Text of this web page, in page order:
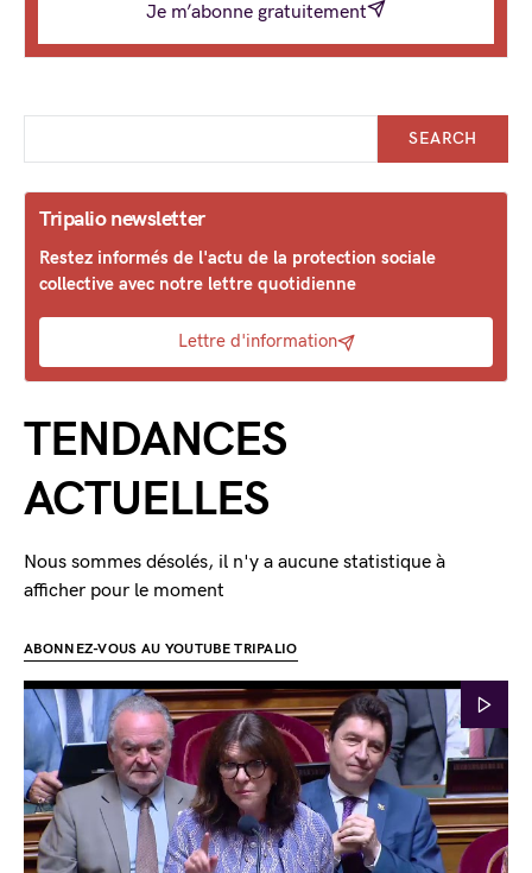
Je m’abonne gratuitement
SEARCH
Tripalio newsletter
Restez informés de l'actu de la protection sociale
collective avec notre lettre quotidienne
Lettre d'information
TENDANCES
ACTUELLES
Nous sommes désolés, il n'y a aucune statistique à
afficher pour le moment
ABONNEZ-VOUS AU YOUTUBE TRIPALIO